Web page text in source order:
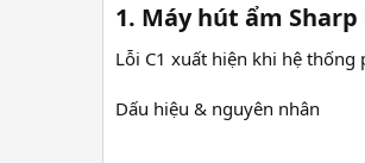
1. Máy hút ẩm
Lỗi C1 xuất hiện khi hệ
Dấu hiệu & nguyên nhân